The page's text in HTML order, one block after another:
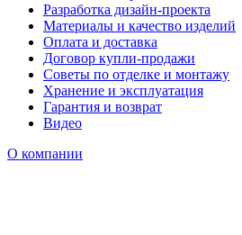
Разработка дизайн-проекта
Материалы и качество изделий
Оплата и доставка
Договор купли-продажи
Советы по отделке и монтажу
Хранение и эксплуатация
Гарантия и возврат
Видео
О компании